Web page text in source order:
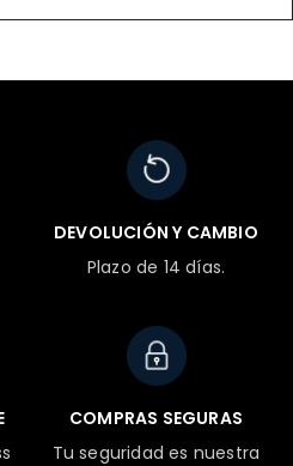
DEVOLUCIÓN Y CAMBIO
Plazo de 14 días.
COMPRAS SEGURAS
Tu seguridad es nuestra